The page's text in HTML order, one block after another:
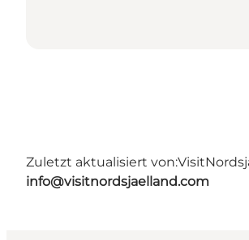
Zuletzt aktualisiert von:
info@visitnordsjaelland.com